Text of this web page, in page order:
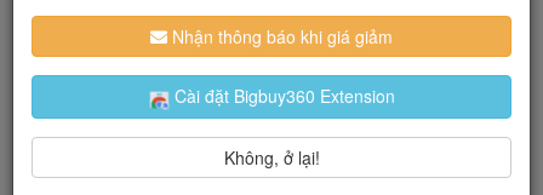
Người dùng đang quan tâm đến 🔥...
Trang chủ Điện Máy - Điện Tử
Tai Nghe
Nhận thông báo khi giá giảm
Cài đặt Bigbuy360 Extension
Không, ở lại!